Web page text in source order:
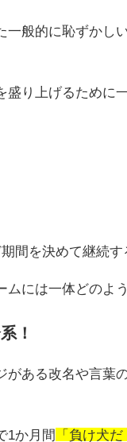
一般的に恥ずかし
盛り上げるために
間を決めて継続す
ムには一体どのよ
！
がある改名や言葉
1か月間 「負け犬だ